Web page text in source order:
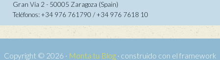
Gran Vía 2 - 50005 Zaragoza (Spain)
Teléfonos: +34 976 761790 / +34 976 7618 10
Copyright © 2026 · Monta tu Blog· construido con el framework